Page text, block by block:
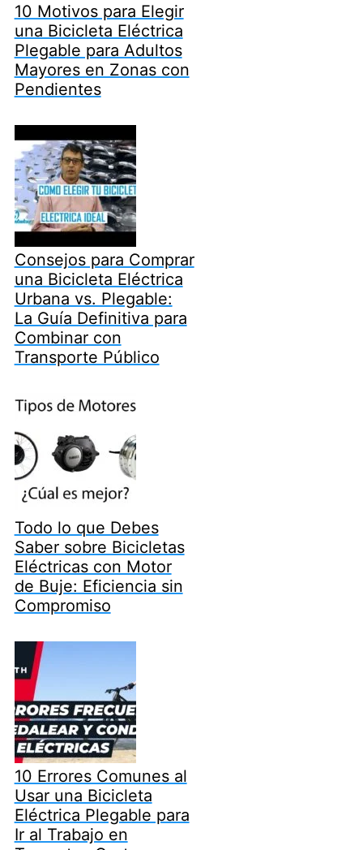
10 Motivos para Elegir
una Bicicleta Eléctrica
Plegable para Adultos
Mayores en Zonas con
Pendientes
Consejos para Comprar
una Bicicleta Eléctrica
Urbana vs. Plegable:
La Guía Definitiva para
Combinar con
Transporte Público
Todo lo que Debes
Saber sobre Bicicletas
Eléctricas con Motor
de Buje: Eficiencia sin
Compromiso
10 Errores Comunes al
Usar una Bicicleta
Eléctrica Plegable para
Ir al Trabajo en